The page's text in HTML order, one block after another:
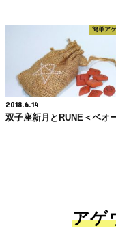
簡単ア
2018.6.14
双子座新月とRUNE＜ベオ
アゲ